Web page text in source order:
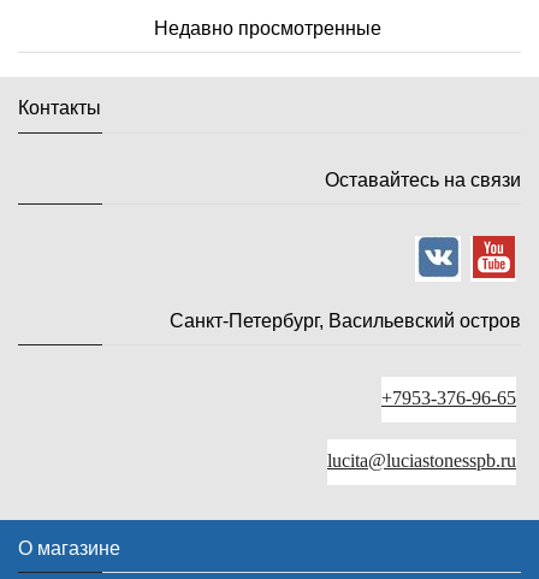
Недавно просмотренные
Контакты
Оставайтесь на связи
Санкт-Петербург, Васильевский остров
+7953-376-96-65
lucita@luciastonesspb.ru
О магазине